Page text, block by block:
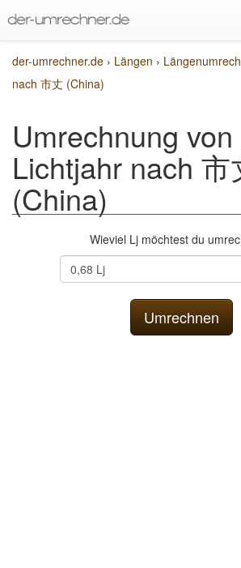
der-umrechner.de › Längen ›
nach 市丈 (China)
Umrechnung von
Lichtjahr nach 市
(China)
Wieviel Lj möchtest du